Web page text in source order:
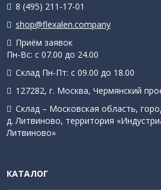
8 (495) 211-17-01
shop@flexalen.company
Приём заявок
Пн-Вс: с 07.00 до 24.00
Склад Пн-Пт: с 09.00 до 18.00
127282, г. Москва, Чермянский
Склад – Московская область,
д. Литвиново, территория
Литвиново»
КАТАЛОГ